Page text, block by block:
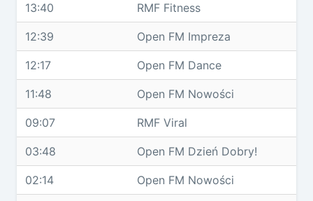
13:40 RMF Fitness
12:39 Open FM Impreza
12:17 Open FM Dance
11:48 Open FM Nowości
09:07 RMF Viral
03:48 Open FM Dzień Dobry!
02:14 Open FM Nowości